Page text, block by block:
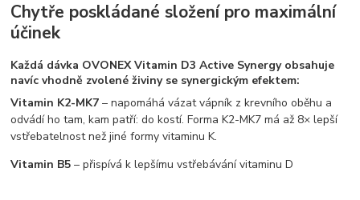
Chytře poskládané složení pro maximální
účinek
Každá dávka OVONEX Vitamin D3 Active Synergy obsahuje
navíc vhodně zvolené živiny se synergickým efektem:
Vitamin K2-MK7 – napomáhá vázat vápník z krevního oběhu a
odvádí ho tam, kam patří: do kostí. Forma K2-MK7 má až 8× lepší
vstřebatelnost než jiné formy vitaminu K.
Vitamin B5 – přispívá k lepšímu vstřebávání vitaminu D